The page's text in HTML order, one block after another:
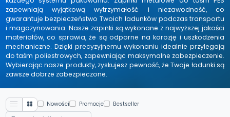
zapewniają wyjątkową wytrzymałość i niezawodność, co
gwarantuje bezpieczeństwo Twoich ładunków podczas transportu
i magazynowania. Nasze zapinki są wykonane z najwyższej jakości
materiałów, co sprawia, że są odporne na korozję i uszkodzenia
mechaniczne. Dzięki precyzyjnemu wykonaniu idealnie przylegają
do taśm poliestrowych, zapewniając maksymalne zabezpieczenie.
Wybierając nasze produkty, zyskujesz pewność, że Twoje ładunki są
zawsze dobrze zabezpieczone.
Nowości Promocje Bestseller